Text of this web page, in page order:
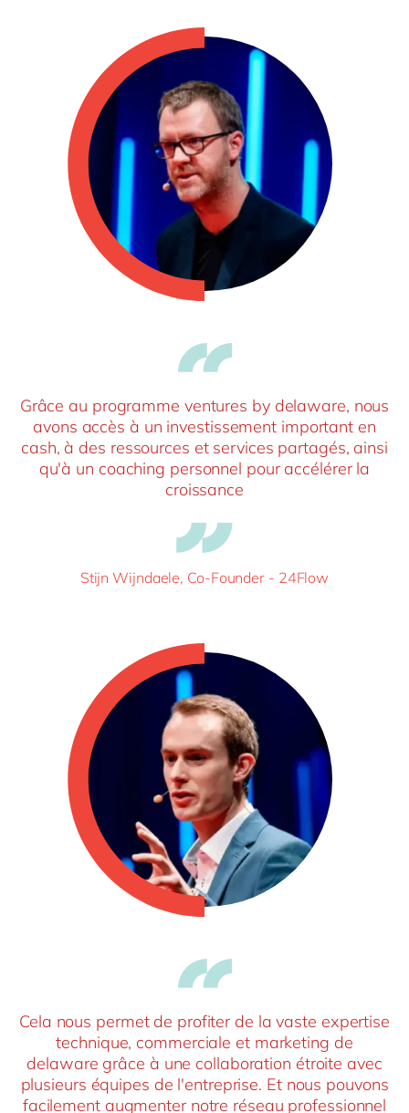
Grâce au programme ventures by delaware, nous
avons accès à un investissement important en
cash, à des ressources et services partagés, ainsi
qu'à un coaching personnel pour accélérer la
croissance
Stijn Wijndaele, Co-Founder - 24Flow
Cela nous permet de profiter de la vaste expertise
technique, commerciale et marketing de
delaware grâce à une collaboration étroite avec
plusieurs équipes de l'entreprise. Et nous pouvons
facilement augmenter notre réseau professionnel